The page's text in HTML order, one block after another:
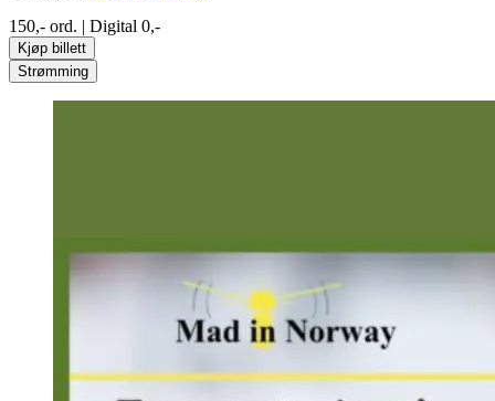
150,- ord. | Digital 0,-
Kjøp billett
Strømming